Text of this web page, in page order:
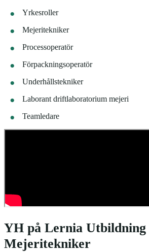
Yrkesroller
Mejeritekniker
Processoperatör
Förpackningsoperatör
Underhållstekniker
Laborant driftlaboratorium mejeri
Teamledare
YH på Lernia
Mejeritekniker